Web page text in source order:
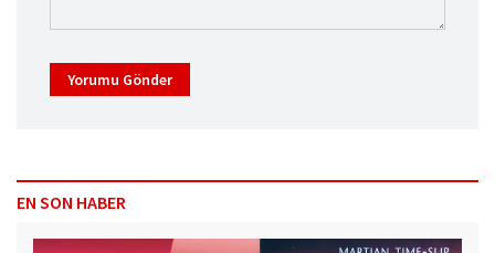
Yorumu Gönder
EN SON HABER